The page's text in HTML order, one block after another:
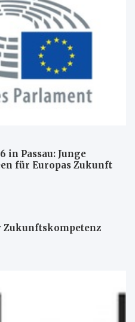
in Passau: Junge
für Europas Zukunft